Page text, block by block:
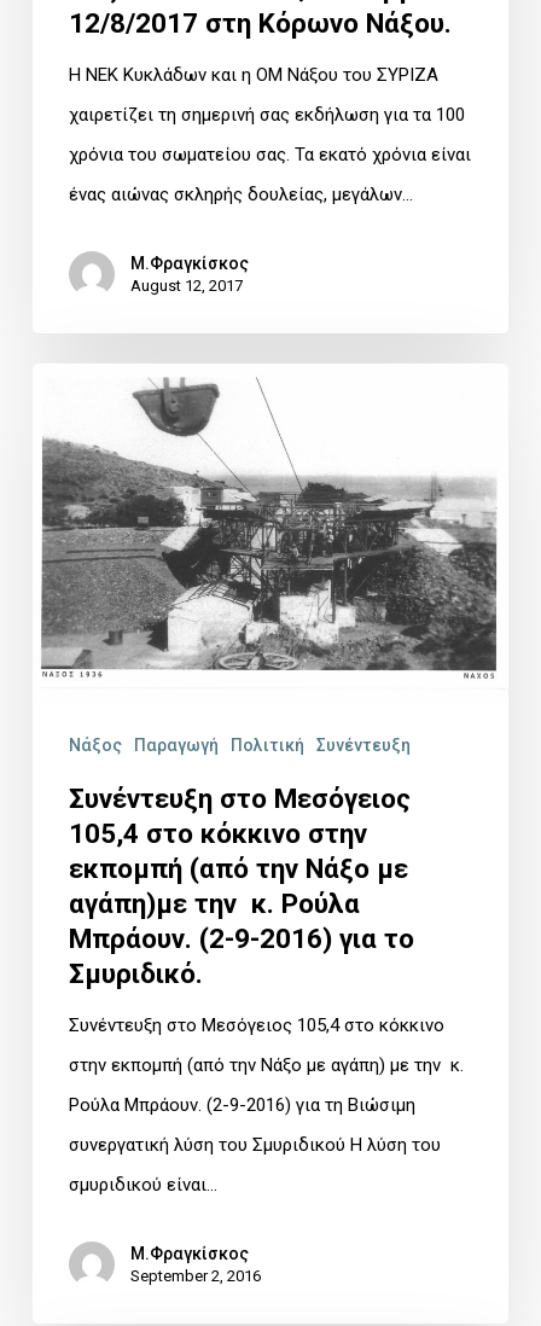
μέρους
Κυκλάδων
ΣΥΡΙΖΑ,
το
Σάββατο
12/8/2017
στη
Κόρωνο
Νάξου.
12/8/2017 στη Κόρωνο Νάξου.
Η ΝΕΚ Κυκλάδων και η ΟΜ Νάξου του ΣΥΡΙΖΑ
χαιρετίζει τη σημερινή σας εκδήλωση για τα 100
χρόνια του σωματείου σας. Τα εκατό χρόνια είναι
ένας αιώνας σκληρής δουλείας, μεγάλων…
Μ.Φραγκίσκος
August 12, 2017
Μεσόγειος
105,4
στο
κόκκινο
στην
εκπομπή
αγάπη)με
Ρούλα
Μπράουν.
2016)
Σμυριδικό.
Νάξος Παραγωγή Πολιτική Συνέντευξη
Συνέντευξη στο Μεσόγειος
105,4 στο κόκκινο στην
εκπομπή (από την Νάξο με
αγάπη)με την κ. Ρούλα
Μπράουν. (2-9-2016) για το
Σμυριδικό.
Συνέντευξη στο Μεσόγειος 105,4 στο κόκκινο
στην εκπομπή (από την Νάξο με αγάπη) με την κ.
Ρούλα Μπράουν. (2-9-2016) για τη Βιώσιμη
συνεργατική λύση του Σμυριδικού Η λύση του
σμυριδικού είναι…
Μ.Φραγκίσκος
September 2, 2016